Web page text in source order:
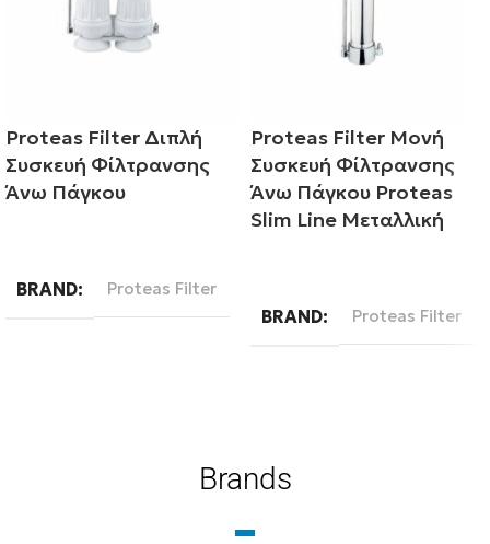
Proteas Filter Διπλή
Συσκευή Φίλτρανσης
Άνω Πάγκου
BRAND Proteas Filter
Proteas Filter Μονή
Συσκευή Φίλτρανσης
Άνω Πάγκου Proteas
Slim Line Μεταλλική
BRAND Proteas Filter
Brands